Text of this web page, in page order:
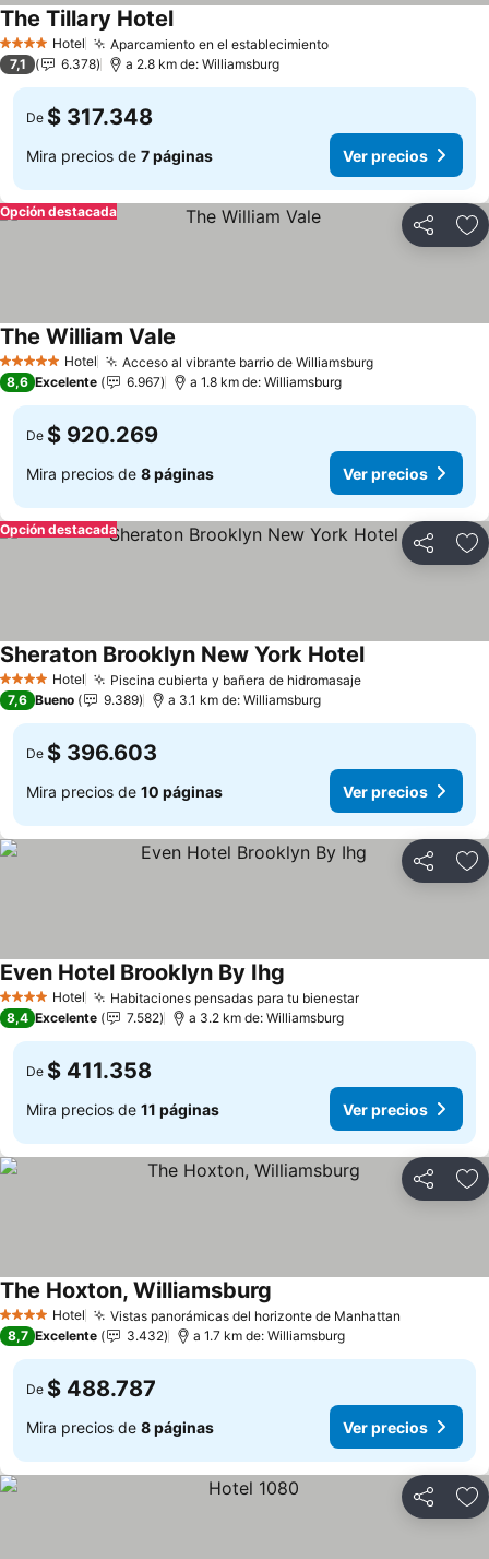
4 EstrellasHotel Aparcamiento en el establecimiento
The Tillary Hotel
7,1 6.378 a 2.8 km de: Williamsburg
De $ 317.348
Mira precios de 7 páginas Ver precios
Compartir
Opción destacada
5 Estrellas Hotel Acceso al vibrante barrio de Williamsburg
The William Vale
8,6 Excelente 6.967 a 1.8 km de: Williamsburg
De $ 920.269
Mira precios de 8 páginas Ver precios
Compartir
Opción destacada
4 EstrellasHotel Piscina cubierta y bañera de hidromasaje
Sheraton Brooklyn New York Hotel
7,6 Bueno 9.389 a 3.1 km de: Williamsburg
De $ 396.603
Mira precios de 10 páginas Ver precios
Compartir
4 EstrellasHotel Habitaciones pensadas para tu bienestar
Even Hotel Brooklyn By Ihg
8,4 Excelente 7.582 a 3.2 km de: Williamsburg
De $ 411.358
Mira precios de 11 páginas Ver precios
Compartir
4 EstrellasHotel Vistas panorámicas del horizonte de Manhattan
The Hoxton, Williamsburg
8,7 Excelente 3.432 a 1.7 km de: Williamsburg
De $ 488.787
Mira precios de 8 páginas Ver precios
Compartir